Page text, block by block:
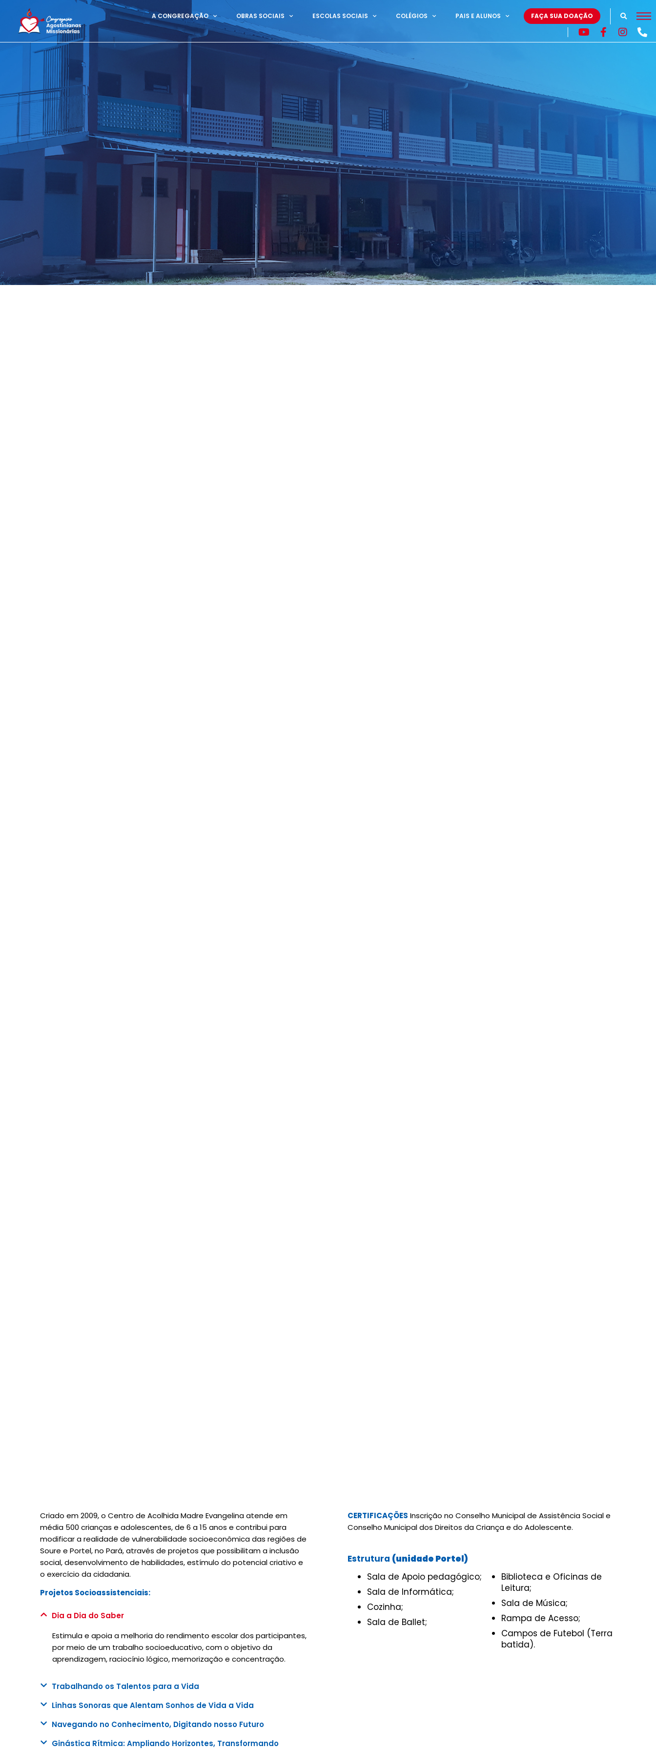
A CONGREGAÇÃO OBRAS SOCIAIS ESCOLAS SOCIAIS COLÉGIOS PAIS E ALUNOS FAÇA SUA DOAÇÃO
Criado em 2009, o Centro de Acolhida Madre Evangelina atende em
média 500 crianças e adolescentes, de 6 a 15 anos e contribui para
modificar a realidade de vulnerabilidade socioeconômica das regiões de
Soure e Portel, no Pará, através de projetos que possibilitam a inclusão
social, desenvolvimento de habilidades, estímulo do potencial criativo e
o exercício da cidadania.
Projetos Socioassistenciais:
Dia a Dia do Saber
Estimula e apoia a melhoria do rendimento escolar dos participantes,
por meio de um trabalho socioeducativo, com o objetivo da
aprendizagem, raciocínio lógico, memorização e concentração.
Trabalhando os Talentos para a Vida
Linhas Sonoras que Alentam Sonhos de Vida a Vida
Navegando no Conhecimento, Digitando nosso Futuro
Ginástica Rítmica: Ampliando Horizontes, Transformando
CERTIFICAÇÕES Inscrição no Conselho Municipal de Assistência Social e
Conselho Municipal dos Direitos da Criança e do Adolescente.
Estrutura (unidade Portel)
Sala de Apoio pedagógico;
Sala de Informática;
Cozinha;
Sala de Ballet;
Biblioteca e Oficinas de
Leitura;
Sala de Música;
Rampa de Acesso;
Campos de Futebol (Terra
batida).